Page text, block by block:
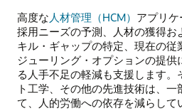
高度な人材管理（HCM） アプリケ
採用ニーズの予測、人材の獲得お
キル・ギャップの特定、現在の従
ジューリング・オプションの提供
る人手不足の軽減も支援します。
ト工学、その他の先進技術は、
て、人的労働への依存を減らして